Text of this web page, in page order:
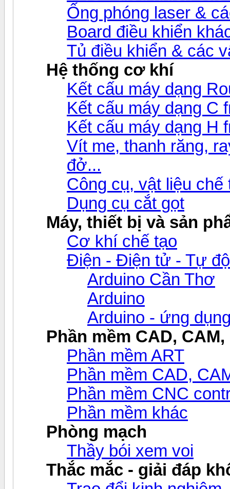
Ống phóng laser &
Board điều khiển
Tủ điều khiển & các
Hệ thống cơ khí
Kết cấu máy dạng
Kết cấu máy dạng C
Kết cấu máy dạng H
Vít me, thanh răng,
đở...
Công cụ, vật liệu chế
Dụng cụ cắt gọt
Máy, thiết bị và sản
Cơ khí chế tạo
Điện - Điện tử - Tự
Arduino Cần Thơ
Arduino
Arduino - ứng
Phần mềm CAD, CAM,
Phần mềm ART
Phần mềm CAD,
Phần mềm CNC
Phần mềm khác
Phòng mạch
Thầy bói xem voi
Thắc mắc - giải đáp